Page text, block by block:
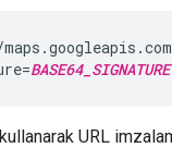
BASE64_SIGNATURE
URL